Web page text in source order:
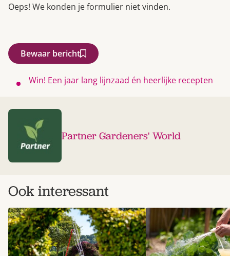
Oeps! We konden je formulier niet vinden.
Bewaar bericht
Win! Een jaar lang lijnzaad én heerlijke recepten
Partner Gardeners' World
Ook interessant